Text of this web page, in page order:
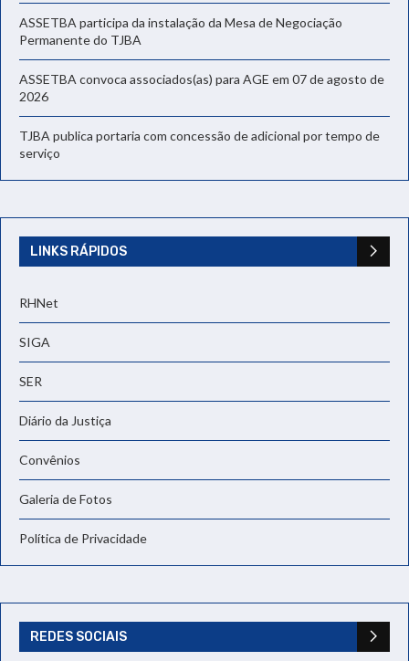
ASSETBA participa da instalação da Mesa de Negociação
Permanente do TJBA
ASSETBA convoca associados(as) para AGE em 07 de agosto de
2026
TJBA publica portaria com concessão de adicional por tempo de
serviço
LINKS RÁPIDOS
RHNet
SIGA
SER
Diário da Justiça
Convênios
Galeria de Fotos
Política de Privacidade
REDES SOCIAIS